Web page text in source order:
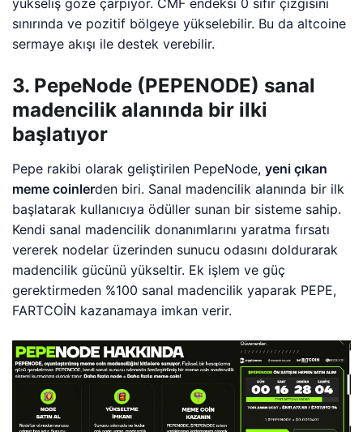
yükseliş göze çarpıyor. CMF endeksi 0 sıfır çizgisini
sınırında ve pozitif bölgeye yükselebilir. Bu da altcoine
sermaye akışı ile destek verebilir.
3. PepeNode (PEPENODE) sanal
madencilik alanında bir ilki
başlatıyor
Pepe rakibi olarak geliştirilen PepeNode,yeni çıkan
meme coinlerden biri. Sanal madencilik alanında bir ilk
başlatarak kullanıcıya ödüller sunan bir sisteme sahip.
Kendi sanal madencilik donanımlarını yaratma fırsatı
vererek nodelar üzerinden sunucu odasını doldurarak
madencilik gücünü yükseltir. Ek işlem ve güç
gerektirmeden %100 sanal madencilik yaparak PEPE,
FARTCOİN kazanamaya imkan verir.